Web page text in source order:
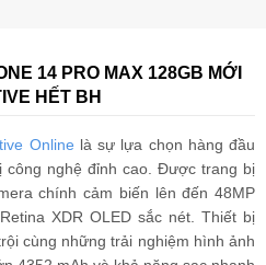
14 PRO MAX 128GB MỚI
HẾT BH
Online là sự lựa chọn hàng đầu
công nghệ đỉnh cao. Được trang bị
chính cảm biến lên đến 48MP
XDR OLED sắc nét. Thiết bị
cùng những trải nghiệm hình ảnh